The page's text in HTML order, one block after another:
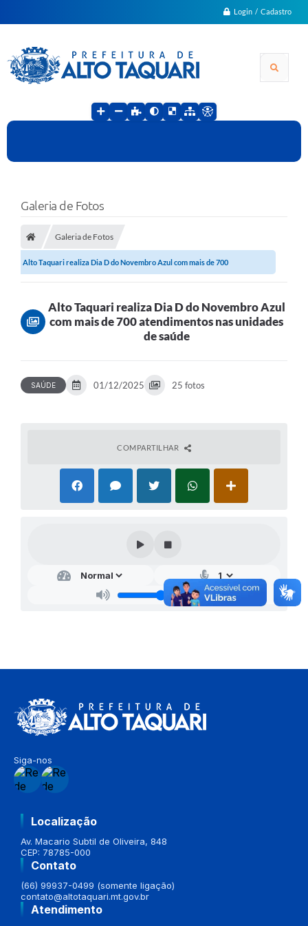
Login / Cadastro
Galeria de Fotos
Galeria de Fotos
Alto Taquari realiza Dia D do Novembro Azul com mais de 700
Alto Taquari realiza Dia D do Novembro Azul
com mais de 700 atendimentos nas unidades
de saúde
SAÚDE 01/12/2025 25 fotos
COMPARTILHAR
Siga-nos
Localização
Av. Macario Subtil de Oliveira, 848
CEP: 78785-000
Contato
(66) 99937-0499 (somente ligação)
contato@altotaquari.mt.gov.br
Atendimento